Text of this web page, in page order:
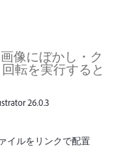
像にぼかし・ク
転を実行すると
26.0.3
イルをリンクで配置